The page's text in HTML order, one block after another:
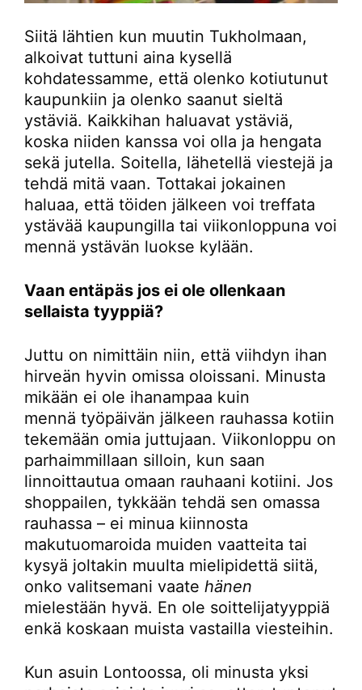
Siitä lähtien kun muutin Tukholmaan,
alkoivat tuttuni aina kysellä
kohdatessamme, että olenko kotiutunut
kaupunkiin ja olenko saanut sieltä
ystäviä. Kaikkihan haluavat ystäviä,
koska niiden kanssa voi olla ja hengata
sekä jutella. Soitella, lähetellä viestejä ja
tehdä mitä vaan. Tottakai jokainen
haluaa, että töiden jälkeen voi treffata
ystävää kaupungilla tai viikonloppuna voi
mennä ystävän luokse kylään.
Vaan entäpäs jos ei ole ollenkaan
sellaista tyyppiä?
Juttu on nimittäin niin, että viihdyn ihan
hirveän hyvin omissa oloissani. Minusta
mikään ei ole ihanampaa kuin
mennä työpäivän jälkeen rauhassa kotiin
tekemään omia juttujaan. Viikonloppu on
parhaimmillaan silloin, kun saan
linnoittautua omaan rauhaani kotiini. Jos
shoppailen, tykkään tehdä sen omassa
rauhassa – ei minua kiinnosta
makutuomaroida muiden vaatteita tai
kysyä joltakin muulta mielipidettä siitä,
onko valitsemani vaate hänen
mielestään hyvä. En ole soittelijatyyppiä
enkä koskaan muista vastailla viesteihin.
Kun asuin Lontoossa, oli minusta yksi